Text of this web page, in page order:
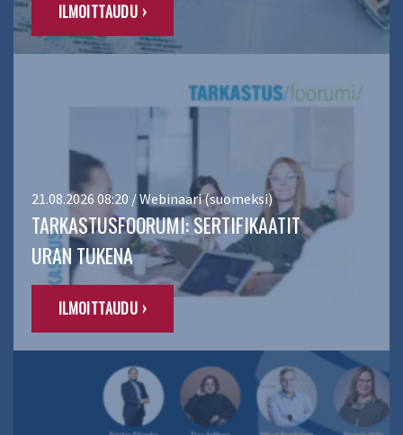
ILMOITTAUDU ›
21.08.2026 08:20 / Webinaari (suomeksi)
TARKASTUSFOORUMI: SERTIFIKAATIT
URAN TUKENA
ILMOITTAUDU ›